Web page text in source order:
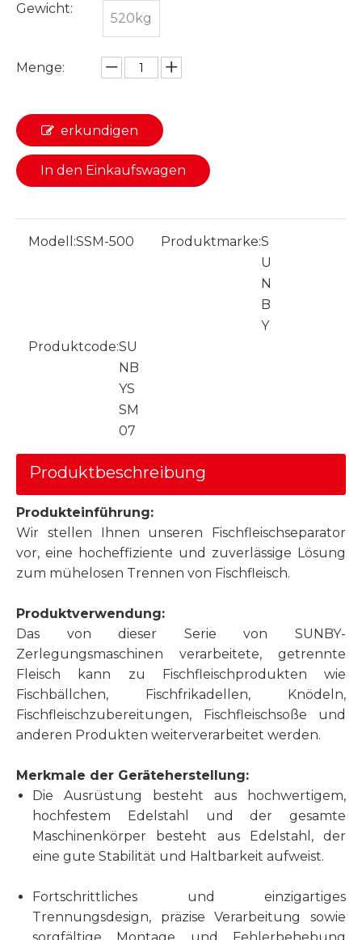
Gewicht:
520kg
Menge:
erkundigen
In den Einkaufswagen
Modell:SSM-500 Produktmarke:S
U
N
B
Y
Produktcode:SU
NB
YS
SM
07
Produktbeschreibung
Produkteinführung:
Wir stellen Ihnen unseren Fischfleischseparator
vor, eine hocheffiziente und zuverlässige Lösung
zum mühelosen Trennen von Fischfleisch.
Produktverwendung:
Das von dieser Serie von SUNBY-
Zerlegungsmaschinen verarbeitete, getrennte
Fleisch kann zu Fischfleischprodukten wie
Fischbällchen, Fischfrikadellen, Knödeln,
Fischfleischzubereitungen, Fischfleischsoße und
anderen Produkten weiterverarbeitet werden.
Merkmale der Geräteherstellung:
Die Ausrüstung besteht aus hochwertigem,
hochfestem Edelstahl und der gesamte
Maschinenkörper besteht aus Edelstahl, der
eine gute Stabilität und Haltbarkeit aufweist.
Fortschrittliches und einzigartiges
Trennungsdesign, präzise Verarbeitung sowie